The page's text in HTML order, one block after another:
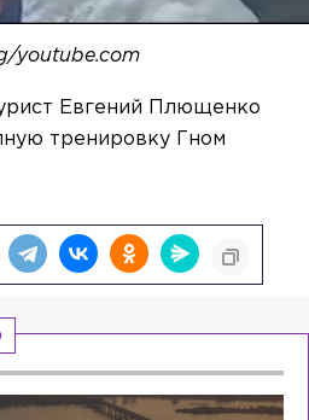
youtube.com
Евгений Плющенко
тренировку Гном